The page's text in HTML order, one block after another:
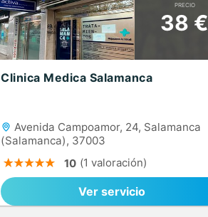
PRECIO
38 €
Clinica Medica Salamanca
Avenida Campoamor, 24, Salamanca
(Salamanca), 37003
10 (1 valoración)
Ver servicio